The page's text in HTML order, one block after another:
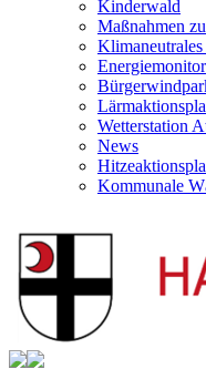
Kinderwald
Maßnahmen
Energiemonitor
Wetterstation
News
Kommunale